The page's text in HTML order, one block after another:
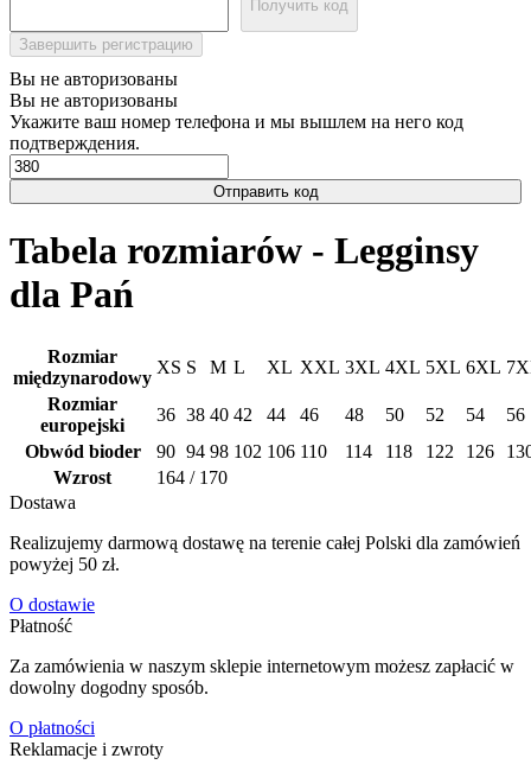
Получить код
Завершить регистрацию
Вы не авторизованы
Вы не авторизованы
Укажите ваш номер телефона и мы вышлем на него код
подтверждения.
Отправить код
Tabela rozmiarów - Legginsy
dla Pań
Rozmiar
międzynarodowy
ХS S M L XL XXL 3XL 4XL 5XL 6XL
Rozmiar
europejski
36 38 40 42 44 46 48 50 52 54
56
Obwód bioder
90 94 98 102 106 110 114 118 122 126
Wzrost
164 / 170
Dostawa
Realizujemy darmową dostawę na terenie całej Polski dla zamówień
powyżej 50 zł.
O dostawie
Płatność
Za zamówienia w naszym sklepie internetowym możesz zapłacić w
dowolny dogodny sposób.
O płatności
Reklamacje i zwroty